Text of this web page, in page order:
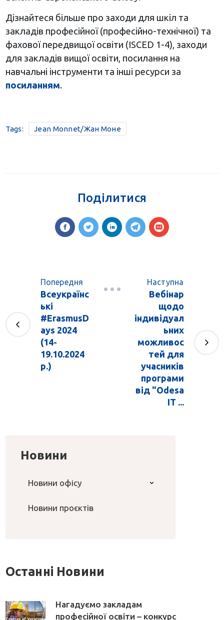
Дізнайтеся більше про заходи для шкіл та
закладів професійної (професійно-технічної) та
фахової передвищої освіти (ISCED 1-4), заходи
для закладів вищої освіти, посилання на
навчальні інструменти та інші ресурси за
посиланням.
Tags: Jean Monnet/Жан Моне
Поділитися
Попередня
Всеукраїнс
ькі
#ErasmusD
ays 2024
(14-
19.10.2024
р.)
Наступна
Вебінар
щодо
індивідуал
ьних
можливос
тей для
учасників
програми
від "Odesa
IT ...
Новини
Новини офісу
Новини проєктів
Останні Новини
Нагадуємо закладам
професійної освіти – конкурс